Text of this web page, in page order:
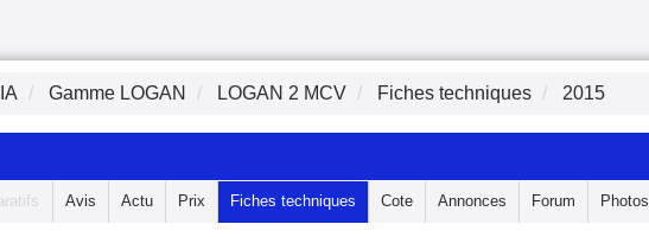
Gamme LOGAN LOGAN 2 MCV Fiches techniques 2015
Avis Actu Prix Fiches techniques Cote Annonces Forum Photos